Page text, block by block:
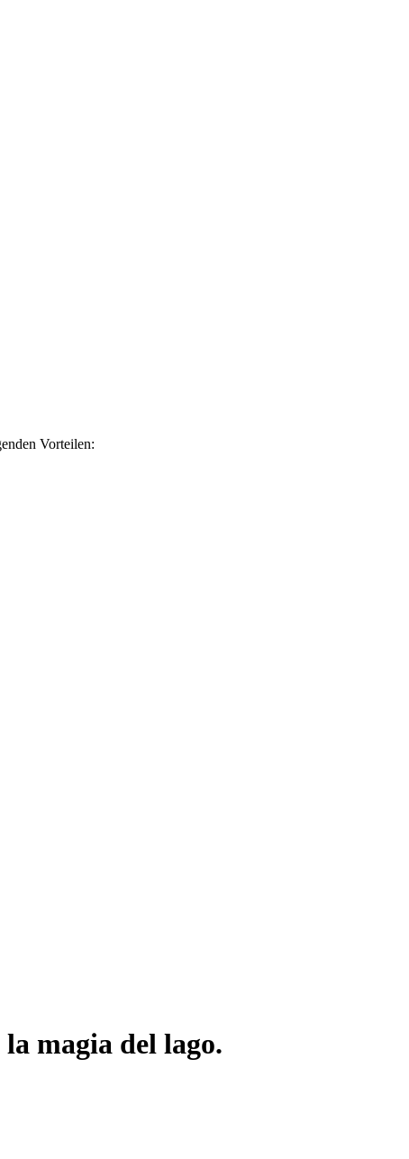
Vorteilen:
magia del lago.